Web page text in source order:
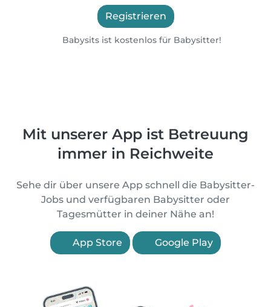
Registrieren
Babysits ist kostenlos für Babysitter!
Mit unserer App ist Betreuung
immer in Reichweite
Sehe dir über unsere App schnell die Babysitter-
Jobs und verfügbaren Babysitter oder
Tagesmütter in deiner Nähe an!
App Store Google Play